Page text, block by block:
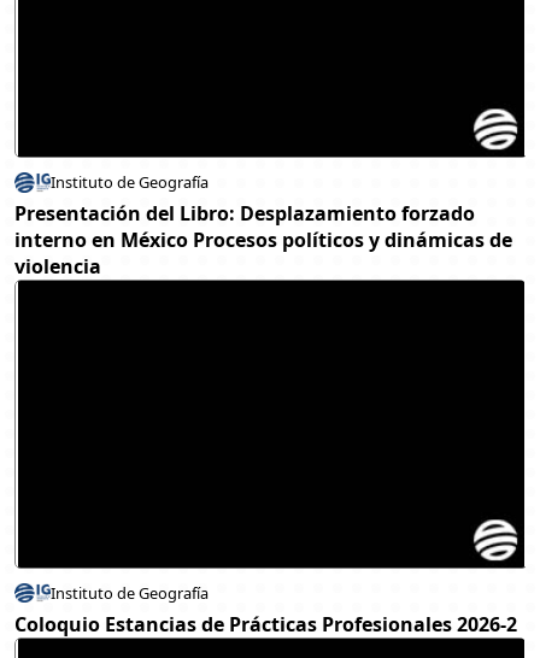
Instituto de Geografía
Presentación del Libro: Desplazamiento forzado
interno en México Procesos políticos y dinámicas de
violencia
Instituto de Geografía
Coloquio Estancias de Prácticas Profesionales 2026-2